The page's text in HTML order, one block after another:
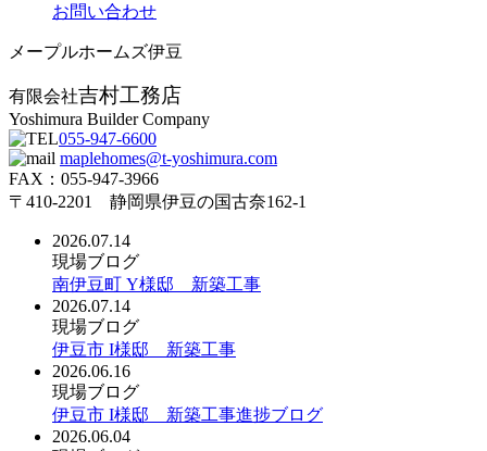
お問い合わせ
メープルホームズ伊豆
有限会社吉村工務店
Yoshimura Builder Company
055-947-6600
maplehomes@t-yoshimura.com
FAX：055-947-3966
〒410-2201 静岡県伊豆の国古奈162-1
2026.07.14
現場ブログ
南伊豆町 Y様邸 新築工事
2026.07.14
現場ブログ
伊豆市 I様邸 新築工事
2026.06.16
現場ブログ
伊豆市 I様邸 新築工事進捗ブログ
2026.06.04